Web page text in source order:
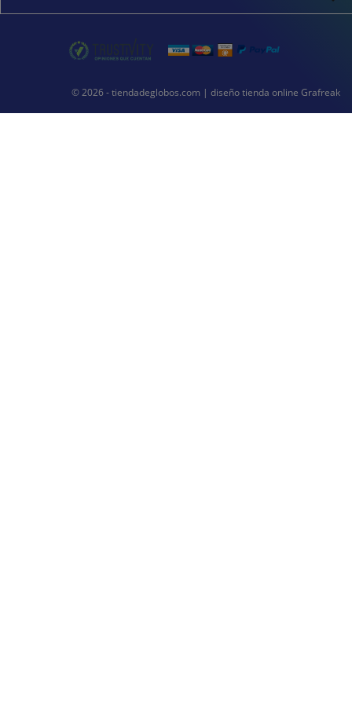
© 2026 - tiendadeglobos.com | diseño tienda online Grafreak